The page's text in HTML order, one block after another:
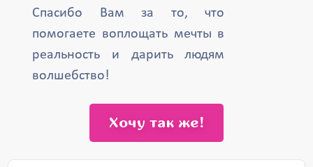
Спасибо Вам за то, что
помогаете воплощать мечты в
реальность и дарить людям
волшебство!
Хочу так же!